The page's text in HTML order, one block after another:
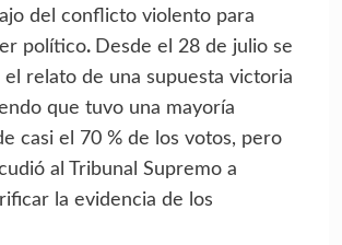
del conflicto violento para
político. Desde el 28 de julio se
relato de una supuesta victoria
que tuvo una mayoría
casi el 70 % de los votos, pero
al Tribunal Supremo a
la evidencia de los